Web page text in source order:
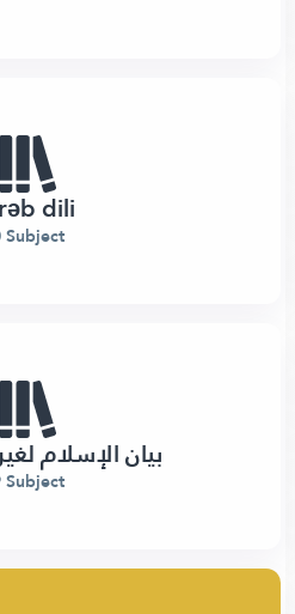
dili
Subject
بيان الإسلام
Subject